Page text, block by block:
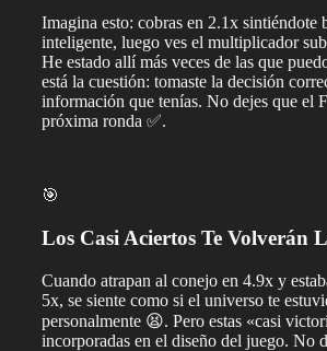
Imagina esto: cobras en 2.1x sintiéndote
inteligente, luego ves el multiplicador
He estado allí más veces de las que
está la cuestión: tomaste la decisión
información que tenías. No dejes que el
próxima ronda ✅.
🎯
Los Casi Aciertos Te Volverán
Cuando atrapan al conejo en 4.9x y
5x, se siente como si el universo te
personalmente 😫. Pero estas «casi
incorporadas en el diseño del juego. No